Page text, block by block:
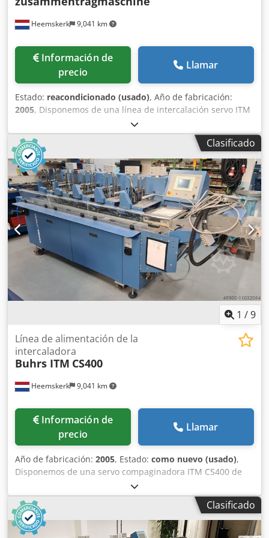
Heemskerk 9,041 km
Información de
precio
Llamar
Estado: reacondicionado (usado), Año de fabricación:
2005, Disponemos de una línea de intercalación servo ITM
CS400 de Buhrs. ¿Su máquina es demasiado corta? Con
esta línea dispondrá inmediatamente de 6 alimentadores
adicionales. Construida en 2005 y poco usada. Sin
embargo vendemos esta línea de acopio después de un
mantenimiento completo y podemos equiparla con
alimentadores. Disponemos de alimentadores rotativos y
de fricción. Dkedpfxoq T Nvco Akcor
Clasificado
1 /9
Heemskerk 9,041 km
Línea de alimentación de la
intercaladora
Buhrs ITM CS400
Información de
precio
Llamar
Año de fabricación: 2005, Estado: como nuevo (usado),
Disponemos de una servo compaginadora ITM CS400 de
Buhrs. ¿Su máquina es demasiado corta? ¡Con esta línea
tiene 6 alimentadores extra! Dkodsmuzuaopfx Akcsr Año
de construcción 2005 y poco usado. No obstante vendemos
esta alzadora después de un mantenimiento completo y
podemos equiparla con alimentadores. Alimentadores
Clasificado